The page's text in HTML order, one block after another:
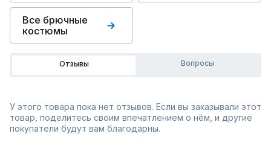
Все брючные
костюмы
Отзывы Вопросы
У этого товара пока нет отзывов. Если вы заказывали этот
товар, поделитесь своим впечатлением о нём, и другие
покупатели будут вам благодарны.